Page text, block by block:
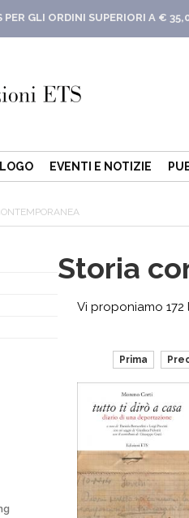
PER GLI ORDINI SUPERIORI A €
EVENTI E NOTIZIE
Storia
Vi proponiamo 172
Prima